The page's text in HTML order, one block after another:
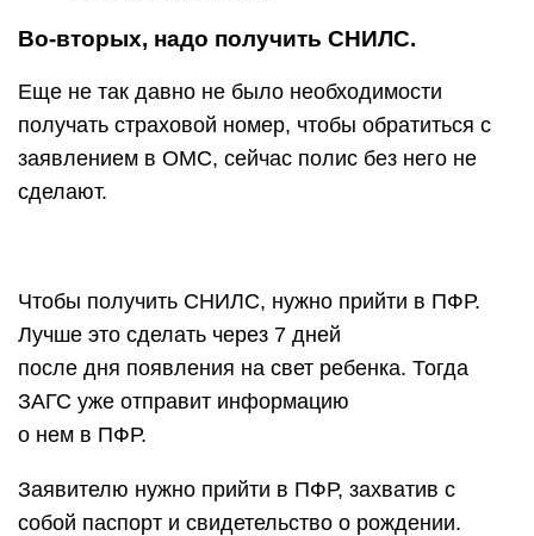
Во-вторых, надо получить СНИЛС.
Еще не так давно не было необходимости
получать страховой номер, чтобы обратиться с
заявлением в ОМС, сейчас полис без него не
сделают.
Чтобы получить СНИЛС, нужно прийти в ПФР.
Лучше это сделать через 7 дней
после дня появления на свет ребенка. Тогда
ЗАГС уже отправит информацию
о нем в ПФР.
Заявителю нужно прийти в ПФР, захватив с
собой паспорт и свидетельство о рождении.